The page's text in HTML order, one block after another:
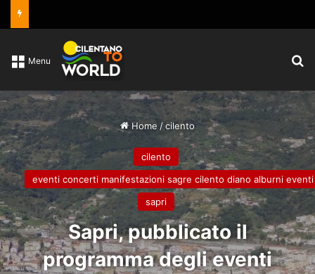
Menu
Home /cilento
cilento
eventi concerti manifestazioni sagre cilento diano alburni
sapri
Sapri, pubblicato il
programma degli eventi